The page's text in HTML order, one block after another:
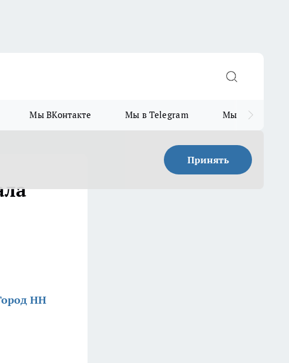
Мы ВКонтакте Мы в Telegram Мы в MAX
Принять
НН